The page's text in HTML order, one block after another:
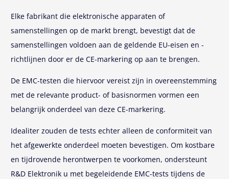
Elke fabrikant die elektronische apparaten of
samenstellingen op de markt brengt, bevestigt dat de
samenstellingen voldoen aan de geldende EU-eisen en -
richtlijnen door er de CE-markering op aan te brengen.
De EMC-testen die hiervoor vereist zijn in overeenstemming
met de relevante product- of basisnormen vormen een
belangrijk onderdeel van deze CE-markering.
Idealiter zouden de tests echter alleen de conformiteit van
het afgewerkte onderdeel moeten bevestigen. Om kostbare
en tijdrovende herontwerpen te voorkomen, ondersteunt
R&D Elektronik u met begeleidende EMC-tests tijdens de